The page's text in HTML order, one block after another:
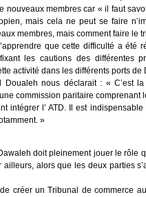
nouveaux membres car « il faut
mais cela ne peut se faire
membres, mais comment faire le
que cette difficulté a
les cautions des différentes
activité dans les différents ports de
Doualeh nous déclarait : « C’est
commission paritaire
intégrer l’ ATD. Il est
»
doit pleinement jouer le rôle
ailleurs, alors que les deux parties
créer un Tribunal de commerce